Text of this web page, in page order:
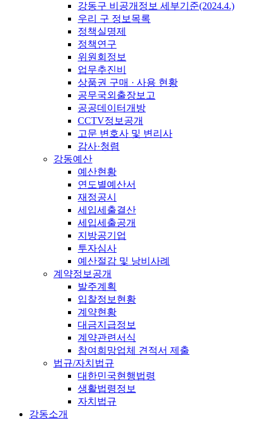
강동구 비공개정보 세부기준(2024.4.)
우리 구 정보목록
정책실명제
정책연구
위원회정보
업무추진비
상품권 구매 · 사용 현황
공무국외출장보고
공공데이터개방
CCTV정보공개
고문 변호사 및 변리사
감사·청렴
강동예산
예산현황
연도별예산서
재정공시
세입세출결산
세입세출공개
지방공기업
투자심사
예산절감 및 낭비사례
계약정보공개
발주계획
입찰정보현황
계약현황
대금지급정보
계약관련서식
참여희망업체 견적서 제출
법규/자치법규
대한민국현행법령
생활법령정보
자치법규
강동소개